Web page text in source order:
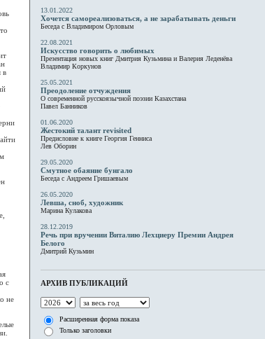
в
с
не
13.01.2022
Хочется самореализоваться, а не зарабатывать деньги
Беседа с Владимиром Орловым
22.08.2021
Искусство говорить о любимых
Презентация новых книг Дмитрия Кузьмина и Валерия Леденёва
Владимир Коркунов
25.05.2021
Преодоление отчуждения
О современной русскоязычной поэзии Казахстана
Павел Банников
01.06.2020
Жестокий талант revisited
Предисловие к книге Георгия Генниса
Лев Оборин
29.05.2020
Смутное обаяние бунгало
Беседа с Андреем Гришаевым
26.05.2020
Левша, сноб, художник
Марина Кулакова
28.12.2019
Речь при вручении Виталию Лехциеру Премии Андрея
Белого
Дмитрий Кузьмин
АРХИВ ПУБЛИКАЦИЙ
Расширенная форма показа
Только заголовки